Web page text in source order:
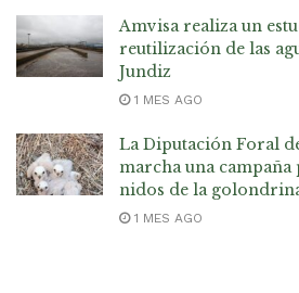
Amvisa realiza un
reutilización de las
Jundiz
1 MES AGO
La Diputación Foral
marcha una
nidos de la
1 MES AGO